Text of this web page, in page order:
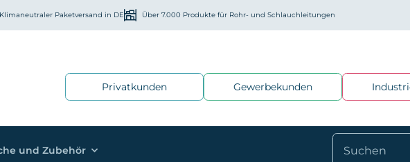
Klimaneutraler Paketversand in DE Über 7.000 Produkte für Rohr- und Schlauchleitungen
Privatkunden Gewerbekunden
und Zubehör